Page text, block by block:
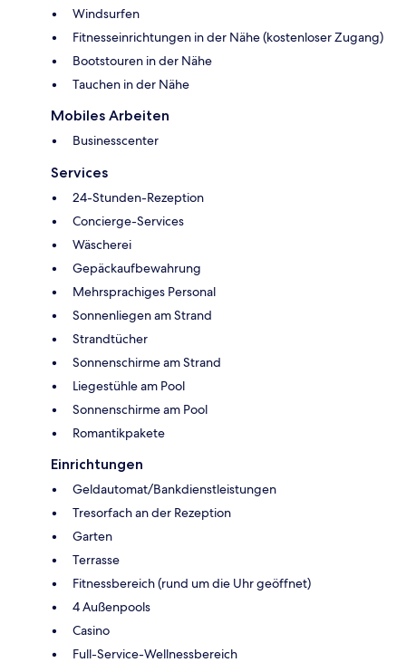
Windsurfen
Fitnesseinrichtungen in der Nähe (kostenloser Zugang)
Bootstouren in der Nähe
Tauchen in der Nähe
Mobiles Arbeiten
Businesscenter
Services
24-Stunden-Rezeption
Concierge-Services
Wäscherei
Gepäckaufbewahrung
Mehrsprachiges Personal
Sonnenliegen am Strand
Strandtücher
Sonnenschirme am Strand
Liegestühle am Pool
Sonnenschirme am Pool
Romantikpakete
Einrichtungen
Geldautomat/Bankdienstleistungen
Tresorfach an der Rezeption
Garten
Terrasse
Fitnessbereich (rund um die Uhr geöffnet)
4 Außenpools
Casino
Full-Service-Wellnessbereich